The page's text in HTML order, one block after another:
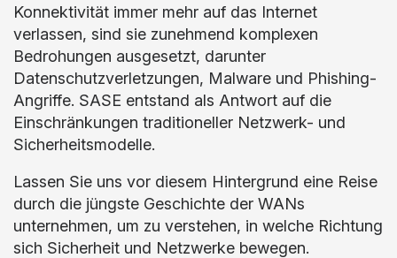
Konnektivität immer mehr auf das Internet
verlassen, sind sie zunehmend komplexen
Bedrohungen ausgesetzt, darunter
Datenschutzverletzungen, Malware und Phishing-
Angriffe. SASE entstand als Antwort auf die
Einschränkungen traditioneller Netzwerk- und
Sicherheitsmodelle.
Lassen Sie uns vor diesem Hintergrund eine Reise
durch die jüngste Geschichte der WANs
unternehmen, um zu verstehen, in welche Richtung
sich Sicherheit und Netzwerke bewegen.